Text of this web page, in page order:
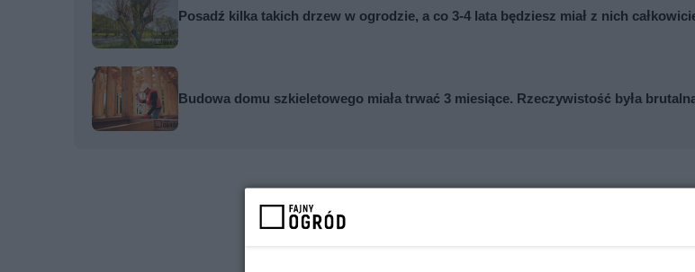
Posadź kilka takich drzew w ogrodzie, a co 3-4 lata będziesz miał z nich
Budowa domu szkieletowego miała trwać 3 miesiące. Rzeczywistość była